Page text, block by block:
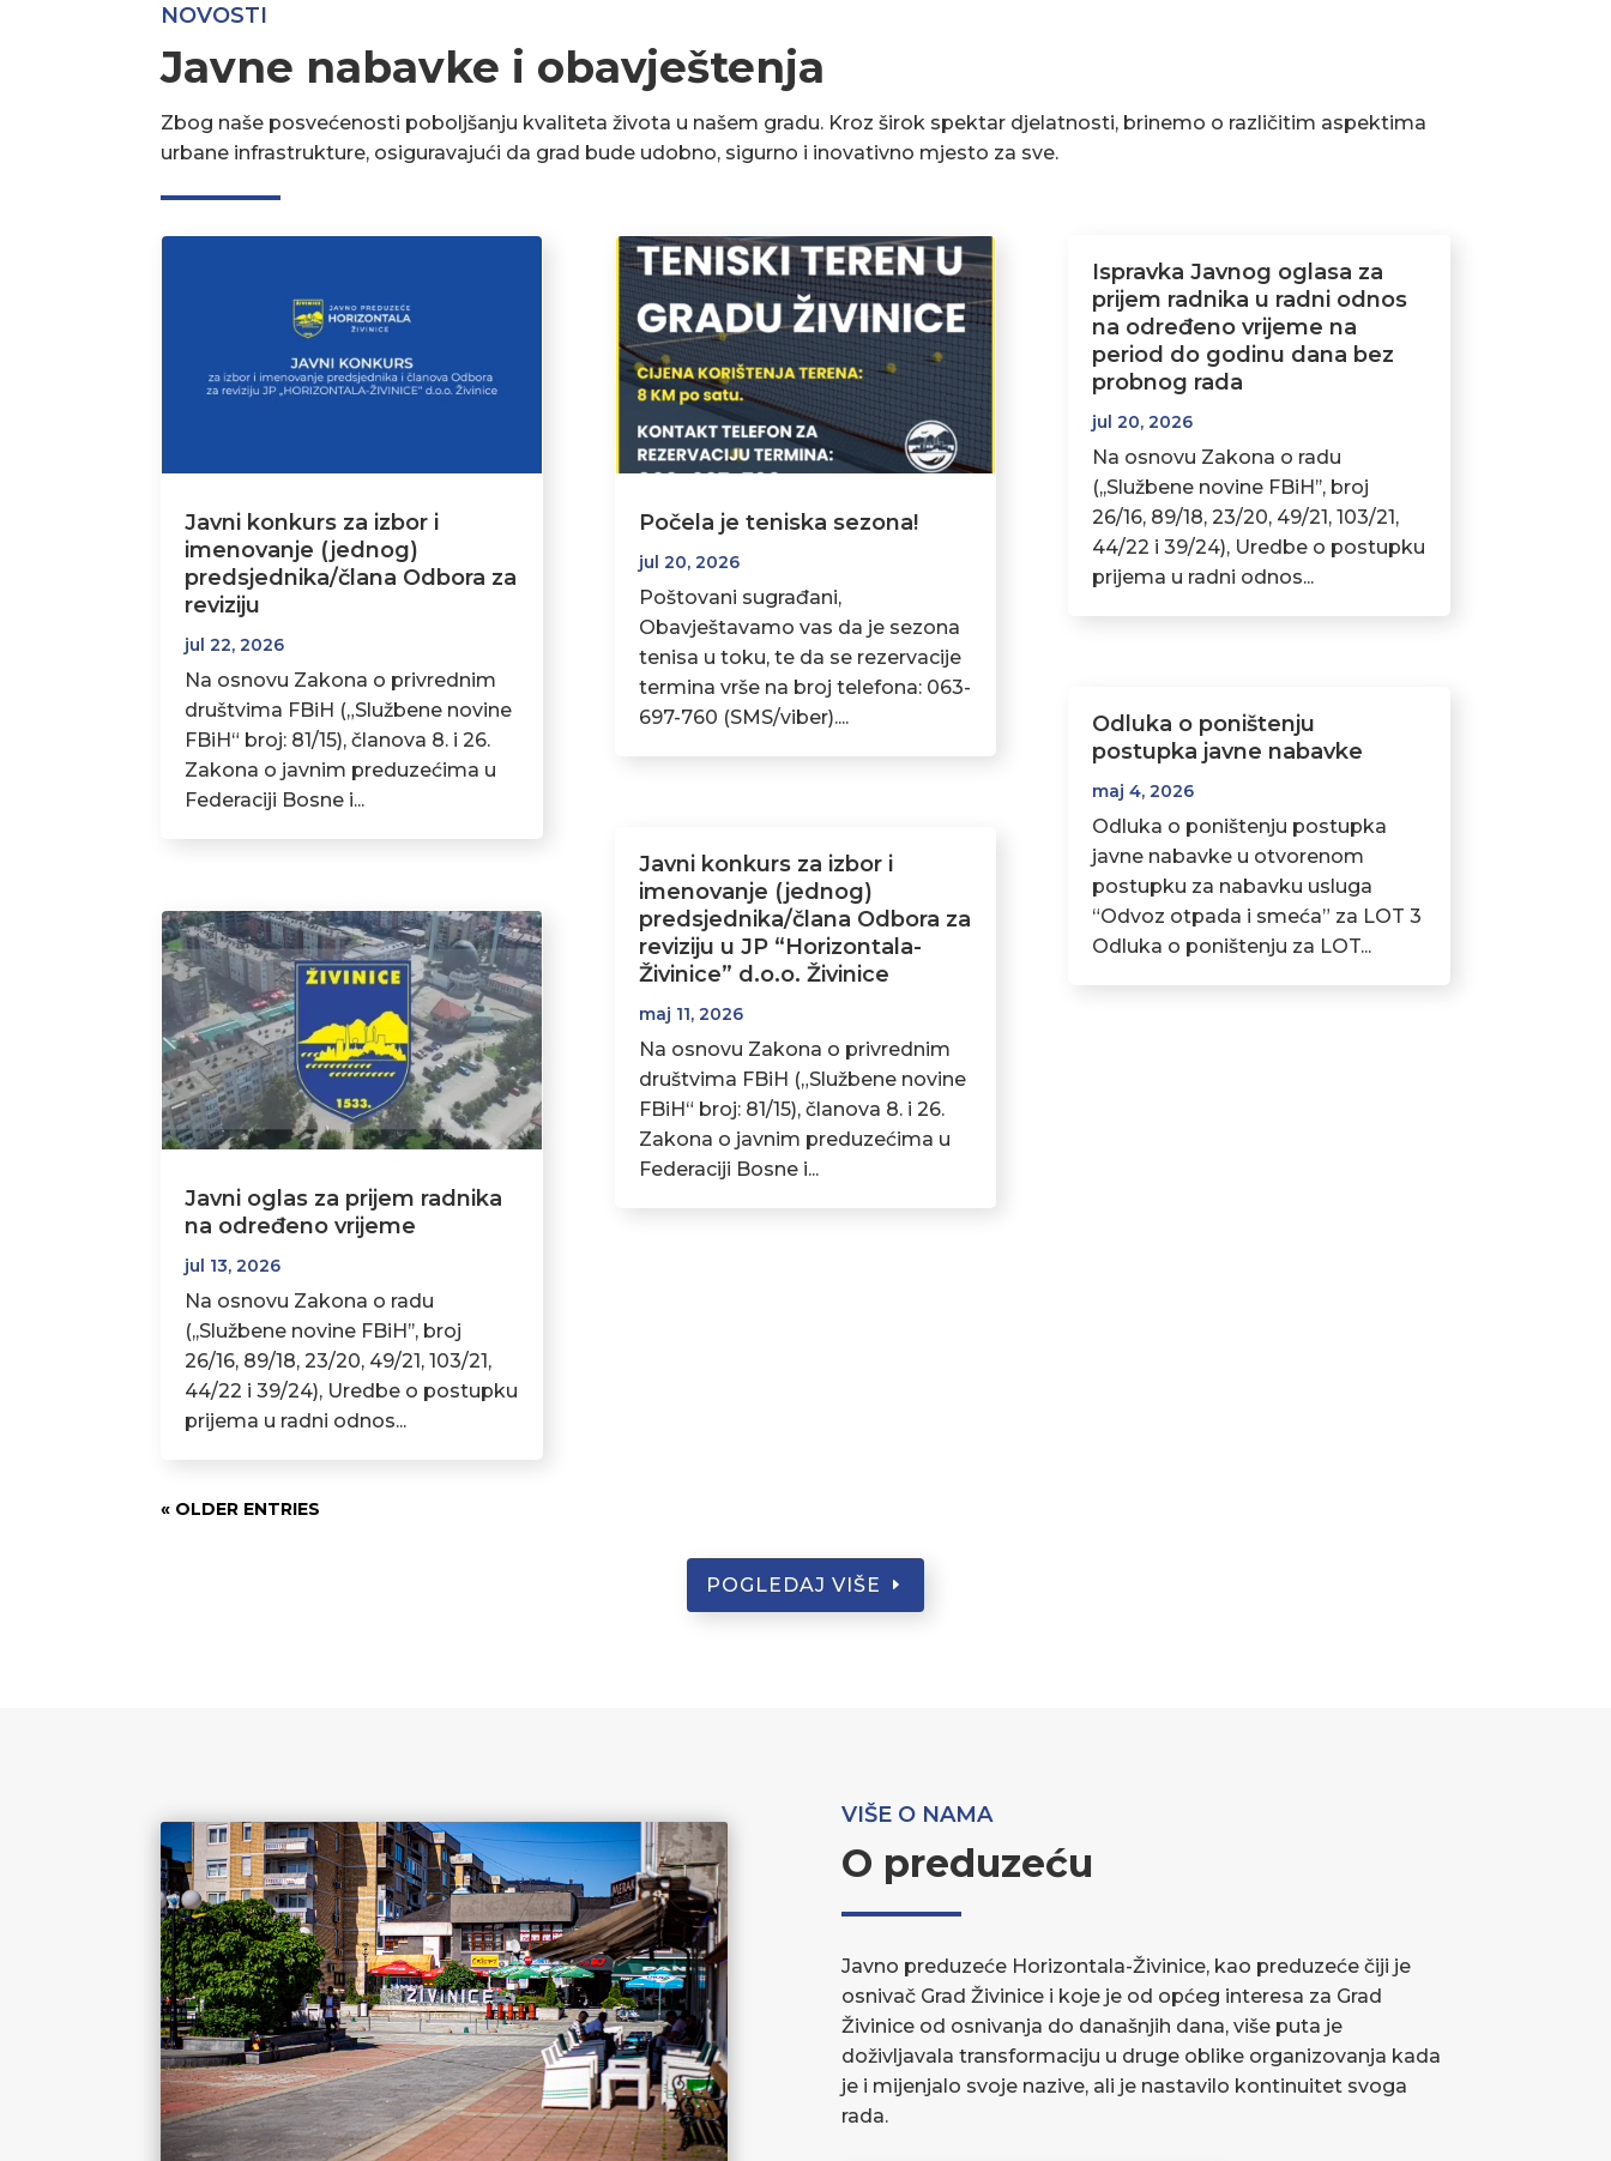
NOVOSTI
Javne nabavke i obavještenja
Zbog naše posvećenosti poboljšanju kvaliteta života u našem gradu. Kroz širok spektar djelatnosti, brinemo o različitim aspektima
urbane infrastrukture, osiguravajući da grad bude udobno, sigurno i inovativno mjesto za sve.
Javni konkurs za izbor i
imenovanje (jednog)
predsjednika/člana Odbora za
reviziju
jul 22, 2026
Na osnovu Zakona o privrednim
društvima FBiH („Službene novine
FBiH“ broj: 81/15), članova 8. i 26.
Zakona o javnim preduzećima u
Federaciji Bosne i...
Javni oglas za prijem radnika
na određeno vrijeme
jul 13, 2026
Na osnovu Zakona o radu
(,,Službene novine FBiH’’, broj
26/16, 89/18, 23/20, 49/21, 103/21,
44/22 i 39/24), Uredbe o postupku
prijema u radni odnos...
Počela je teniska sezona!
jul 20, 2026
Poštovani sugrađani,
Obavještavamo vas da je sezona
tenisa u toku, te da se rezervacije
termina vrše na broj telefona: 063-
697-760 (SMS/viber)....
Javni konkurs za izbor i
imenovanje (jednog)
predsjednika/člana Odbora za
reviziju u JP “Horizontala-
Živinice” d.o.o. Živinice
maj 11, 2026
Na osnovu Zakona o privrednim
društvima FBiH („Službene novine
FBiH“ broj: 81/15), članova 8. i 26.
Zakona o javnim preduzećima u
Federaciji Bosne i...
Ispravka Javnog oglasa za
prijem radnika u radni odnos
na određeno vrijeme na
period do godinu dana bez
probnog rada
jul 20, 2026
Na osnovu Zakona o radu
(,,Službene novine FBiH’’, broj
26/16, 89/18, 23/20, 49/21, 103/21,
44/22 i 39/24), Uredbe o postupku
prijema u radni odnos...
Odluka o poništenju
postupka javne nabavke
maj 4, 2026
Odluka o poništenju postupka
javne nabavke u otvorenom
postupku za nabavku usluga
“Odvoz otpada i smeća” za LOT 3
Odluka o poništenju za LOT...
« OLDER ENTRIES
POGLEDAJ VIŠE
VIŠE O NAMA
O preduzeću
Javno preduzeće Horizontala-Živinice, kao preduzeće čiji je
osnivač Grad Živinice i koje je od općeg interesa za Grad
Živinice od osnivanja do današnjih dana, više puta je
doživljavala transformaciju u druge oblike organizovanja kada
je i mijenjalo svoje nazive, ali je nastavilo kontinuitet svoga
rada.